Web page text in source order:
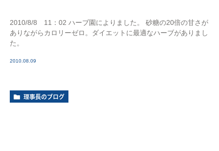
2010/8/8 11：02 ハーブ園によりました。 砂糖の20倍の甘さが
ありながらカロリーゼロ。ダイエットに最適なハーブがありまし
た。
2010.08.09
理事長のブログ